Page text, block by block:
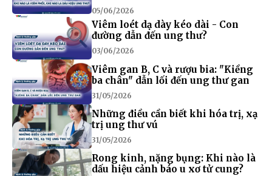
05/06/2026
Viêm loét dạ dày kéo dài - Con
đường dẫn đến ung thư?
03/06/2026
Viêm gan B, C và rượu bia: "Kiềng
ba chân" dẫn lối đến ung thư gan
31/05/2026
Những điều cần biết khi hóa trị, xạ
trị ung thư vú
31/05/2026
Rong kinh, nặng bụng: Khi nào là
dấu hiệu cảnh báo u xơ tử cung?